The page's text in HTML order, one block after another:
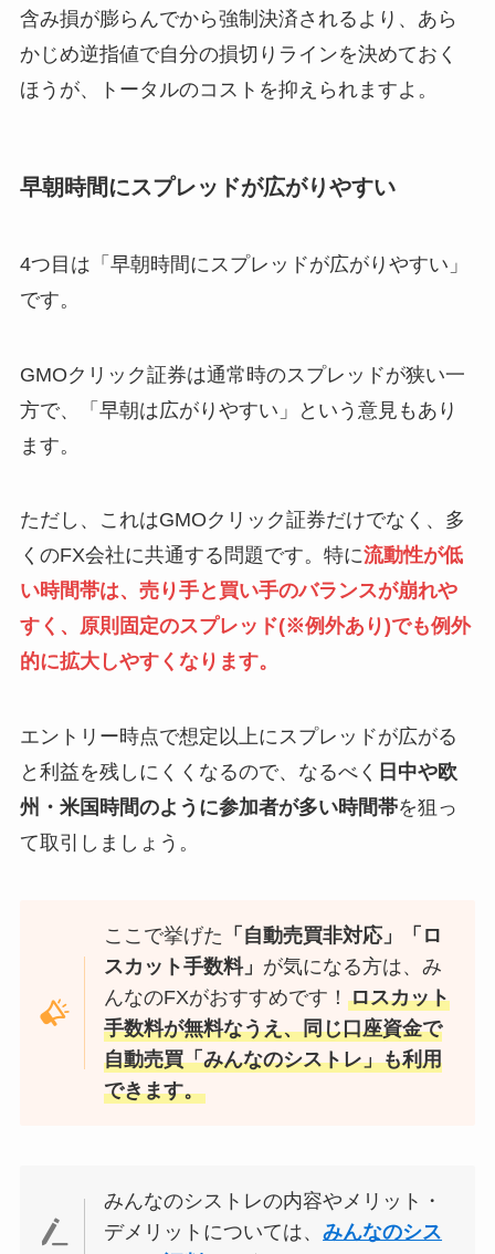
含み損が膨らんでから強制決済されるより、あら
かじめ逆指値で自分の損切りラインを決めておく
ほうが、トータルのコストを抑えられますよ。
早朝時間にスプレッドが広がりやすい
4つ目は「早朝時間にスプレッドが広がりやすい」
です。
GMOクリック証券は通常時のスプレッドが狭い一
方で、「早朝は広がりやすい」という意見もあり
ます。
ただし、これはGMOクリック証券だけでなく、多
くのFX会社に共通する問題です。特に流動性が低
い時間帯は、売り手と買い手のバランスが崩れや
すく、原則固定のスプレッド(※例外あり)でも例外
的に拡大しやすくなります。
エントリー時点で想定以上にスプレッドが広がる
と利益を残しにくくなるので、なるべく 日中や欧
州・米国時間のように参加者が多い時間帯を狙っ
て取引しましょう。
ここで挙げた 「自動売買非対応」「ロ
スカット手数料」 が気になる方は、み
んなのFXがおすすめです！ロスカット
手数料が無料なうえ、同じ口座資金で
自動売買「みんなのシストレ」も利用
できます。
みんなのシストレの内容やメリット・
デメリットについては、みんなのシス